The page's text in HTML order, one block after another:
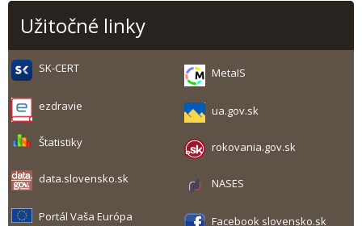
Užitočné linky
SK-CERT MetaIS
ezdravie ua.gov.sk
Štatistiky rokovania.gov.sk
data.slovensko.sk NASES
Portál Vaša Európa Facebook slovensko.sk